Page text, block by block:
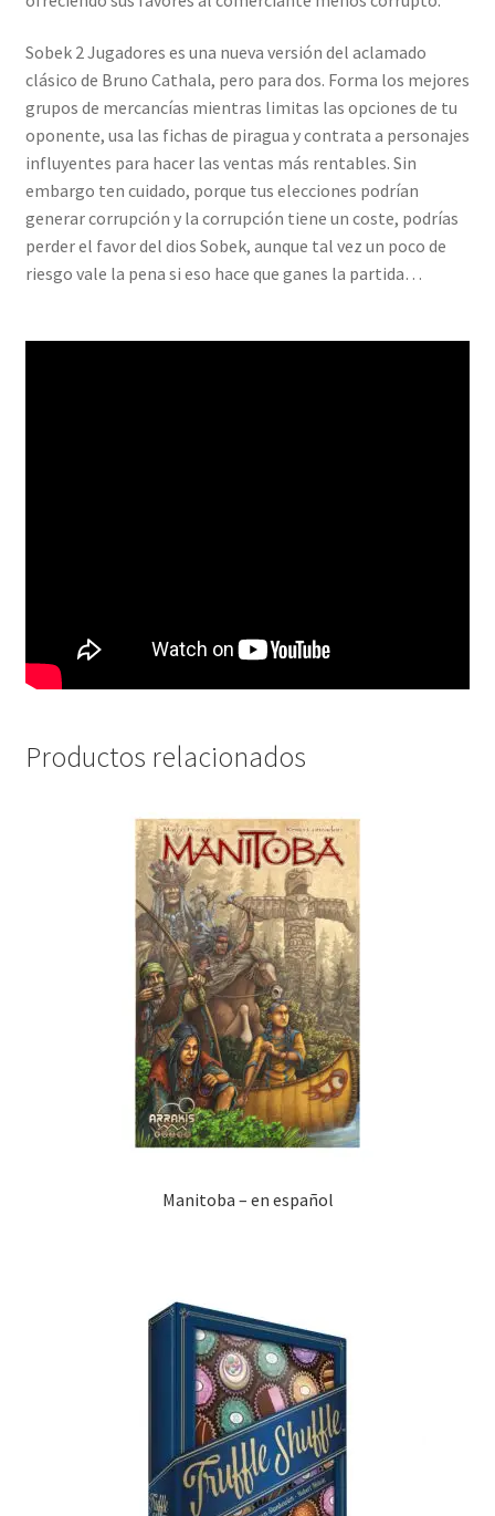
Sobek 2 Jugadores es una nueva versión del aclamado
clásico de Bruno Cathala, pero para dos. Forma los mejores
grupos de mercancías mientras limitas las opciones de tu
oponente, usa las fichas de piragua y contrata a personajes
influyentes para hacer las ventas más rentables. Sin
embargo ten cuidado, porque tus elecciones podrían
generar corrupción y la corrupción tiene un coste, podrías
perder el favor del dios Sobek, aunque tal vez un poco de
riesgo vale la pena si eso hace que ganes la partida…
Productos relacionados
Manitoba – en español